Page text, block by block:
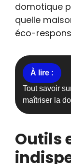
domotique
quelle
éco-
Tout savoir
maîtriser la
Outils